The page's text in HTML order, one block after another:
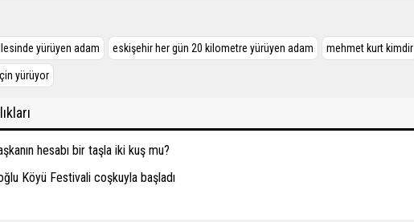
yürüyen adam eskişehir her gün 20 kilometre yürüyen adam mehmet kurt kimdir
yürüyor
hesabı bir taşla iki kuş mu?
Köyü Festivali coşkuyla başladı